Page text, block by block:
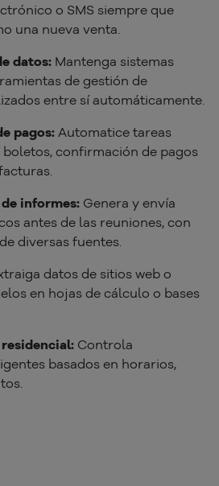
o SMS siempre que
una nueva venta.
datos: Mantenga sistemas
de gestión de
entre sí automáticamente.
pagos: Automatice tareas
confirmación de pagos
informes: Genera y envía
antes de las reuniones, con
diversas fuentes.
datos de sitios web o
en hojas de cálculo o bases
Controla
basados en horarios,